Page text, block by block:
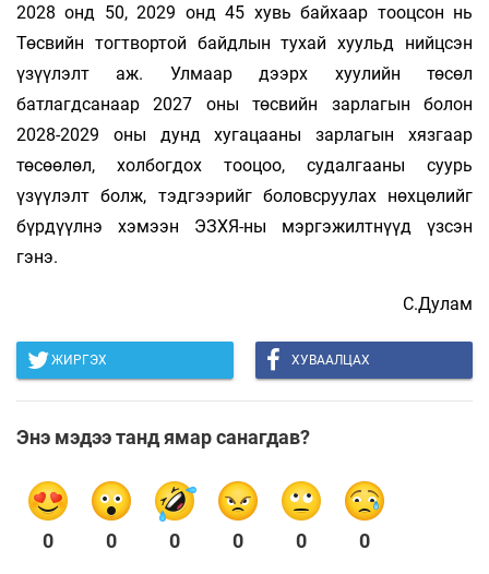
2028 онд 50, 2029 онд 45 хувь байхаар тооцсон нь
Төсвийн тогтвортой байдлын тухай хуульд нийцсэн
үзүүлэлт аж. Улмаар дээрх хуулийн төсөл
батлагдсанаар 2027 оны төсвийн зарлагын болон
2028-2029 оны дунд хугацааны зарлагын хязгаар
төсөөлөл, холбогдох тооцоо, судалгааны суурь
үзүүлэлт болж, тэдгээрийг боловсруулах нөхцөлийг
бүрдүүлнэ хэмээн ЭЗХЯ-ны мэргэжилтнүүд үзсэн
гэнэ.
С.Дулам
ЖИРГЭХ ХУВААЛЦАХ
Энэ мэдээ танд ямар санагдав?
0 0 0 0 0 0